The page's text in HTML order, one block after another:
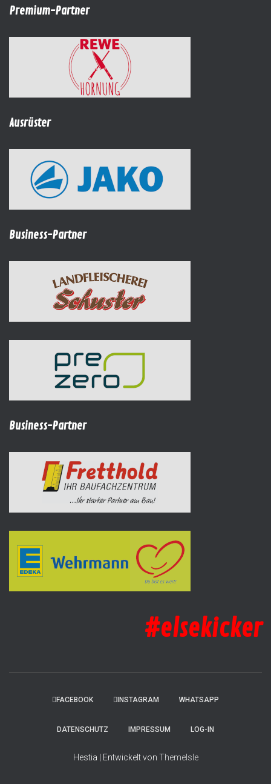
Premium-Partner
Ausrüster
Business-Partner
Business-Partner
#elsekicker
FACEBOOK INSTAGRAM WHATSAPP
DATENSCHUTZ IMPRESSUM LOG-IN
Hestia | Entwickelt von ThemeIsle